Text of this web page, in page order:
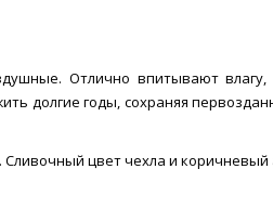
Отлично впитывают влагу,
долгие годы, сохраняя
цвет чехла и коричневый